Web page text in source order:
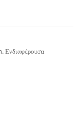
Ενδιαφέρουσα